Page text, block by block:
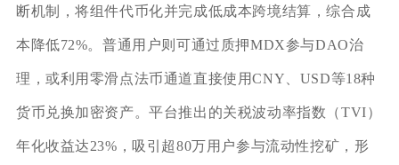
断机制，将组件代币化并完成低成本跨境结算，综合成
本降低72%。普通用户则可通过质押MDX参与DAO治
理，或利用零滑点法币通道直接使用CNY、USD等18种
货币兑换加密资产。平台推出的关税波动率指数（TVI）
年化收益达23%，吸引超80万用户参与流动性挖矿，形